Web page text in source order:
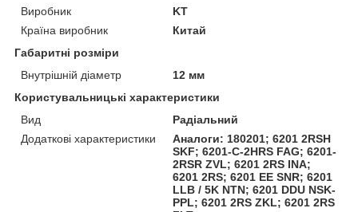
Виробник
KT
Країна виробник
Китай
Габаритні розміри
Внутрішній діаметр
12 мм
Користувальницькі характеристики
Вид
Радіальний
Додаткові характеристики
Аналоги: 180201; 6201 2RSH
SKF; 6201-C-2HRS FAG; 6201-
2RSR ZVL; 6201 2RS INA;
6201 2RS; 6201 EE SNR; 6201
LLB / 5K NTN; 6201 DDU NSK-
PPL; 6201 2RS ZKL; 6201 2RS